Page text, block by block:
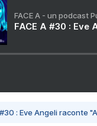
FACE A - un podcast
FACE A #30 :
#30 : Eve Angeli raconte